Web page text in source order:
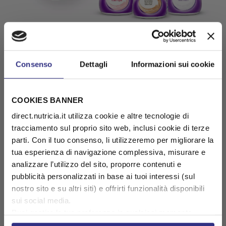
Consenso Dettagli Informazioni sui cookie
COOKIES BANNER
direct.nutricia.it utilizza cookie e altre tecnologie di
tracciamento sul proprio sito web, inclusi cookie di terze
parti. Con il tuo consenso, li utilizzeremo per migliorare la
tua esperienza di navigazione complessiva, misurare e
analizzare l’utilizzo del sito, proporre contenuti e
pubblicità personalizzati in base ai tuoi interessi (sul
nostro sito e su altri siti) e offrirti funzionalità disponibili
sui social media.